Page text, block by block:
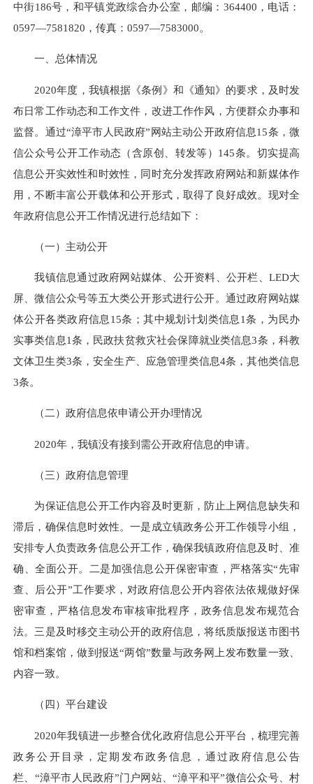
中街186号，和平镇党政综合办公室，邮编：364400，电话：
0597—7581820，传真：0597—7583000。
一、总体情况
2020年度，我镇根据《条例》和《通知》的要求，及时发
布日常工作动态和工作文件，改进工作作风，方便群众办事和
监督。通过“漳平市人民政府”网站主动公开政府信息15条，微
信公众号公开工作动态（含原创、转发等）145条。切实提高
信息公开实效性和时效性，同时充分发挥政府网站和新媒体作
用，不断丰富公开载体和公开形式，取得了良好成效。现对全
年政府信息公开工作情况进行总结如下：
（一）主动公开
我镇信息通过政府网站媒体、公开资料、公开栏、LED大
屏、微信公众号等五大类公开形式进行公开。通过政府网站媒
体公开各类政府信息15条；其中规划计划类信息1条，为民办
实事类信息1条，民政扶贫救灾社会保障就业类信息3条，科教
文体卫生类3条，安全生产、应急管理类信息4条，其他类信息
3条。
（二）政府信息依申请公开办理情况
2020年，我镇没有接到需公开政府信息的申请。
（三）政府信息管理
为保证信息公开工作内容及时更新，防止上网信息缺失和
滞后，确保信息时效性。一是成立镇政务公开工作领导小组，
安排专人负责政务信息公开工作，确保我镇政府信息及时、准
确、全面公开。二是加强信息公开保密审查，严格落实“先审
查、后公开”工作要求，对政府信息公开内容依法依规做好保
密审查，严格信息发布审核审批程序，政务信息发布规范合
法。三是及时移交主动公开的政府信息，将纸质版报送市图书
馆和档案馆，做到报送“两馆”数量与政务网上发布数量一致、
内容一致。
（四）平台建设
2020年我镇进一步整合优化政府信息公开平台，梳理完善
政务公开目录，定期发布政务信息，通过政府信息公告
栏、“漳平市人民政府”门户网站、“漳平和平”微信公众号、村